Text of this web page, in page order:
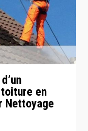
en
Nettoyage